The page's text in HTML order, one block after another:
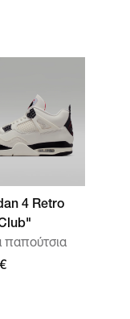
4 Retro
παπούτσια